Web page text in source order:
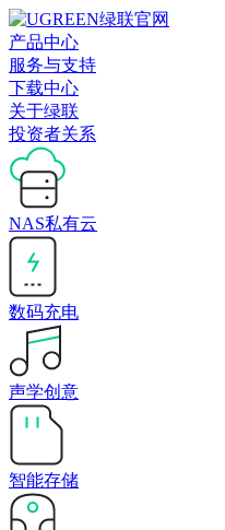
产品中心
服务与支持
下载中心
关于绿联
投资者关系
NAS私有云
数码充电
声学创意
智能存储